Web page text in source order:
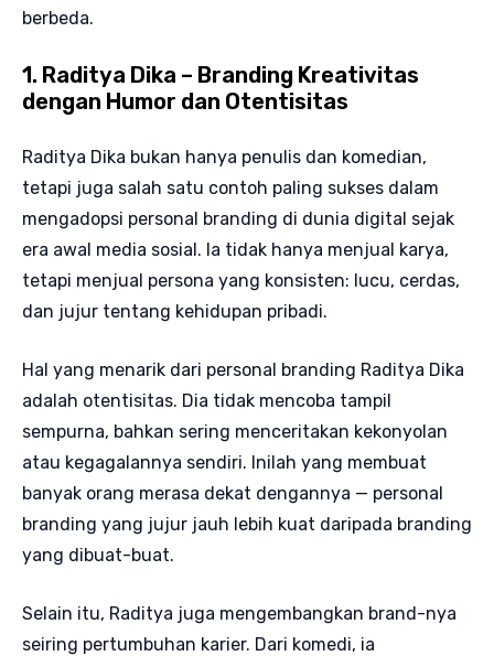
berbeda.
1. Raditya Dika – Branding Kreativitas
dengan Humor dan Otentisitas
Raditya Dika bukan hanya penulis dan komedian,
tetapi juga salah satu contoh paling sukses dalam
mengadopsi personal branding di dunia digital sejak
era awal media sosial. Ia tidak hanya menjual karya,
tetapi menjual persona yang konsisten: lucu, cerdas,
dan jujur tentang kehidupan pribadi.
Hal yang menarik dari personal branding Raditya Dika
adalah otentisitas. Dia tidak mencoba tampil
sempurna, bahkan sering menceritakan kekonyolan
atau kegagalannya sendiri. Inilah yang membuat
banyak orang merasa dekat dengannya — personal
branding yang jujur jauh lebih kuat daripada branding
yang dibuat-buat.
Selain itu, Raditya juga mengembangkan brand-nya
seiring pertumbuhan karier. Dari komedi, ia